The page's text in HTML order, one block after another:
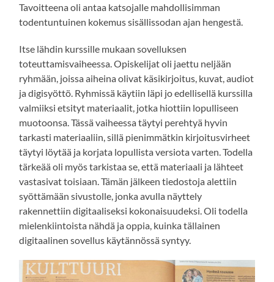
Tavoitteena oli antaa katsojalle mahdollisimman
todentuntuinen kokemus sisällissodan ajan hengestä.
Itse lähdin kurssille mukaan sovelluksen
toteuttamisvaiheessa. Opiskelijat oli jaettu neljään
ryhmään, joissa aiheina olivat käsikirjoitus, kuvat, audiot
ja digisyöttö. Ryhmissä käytiin läpi jo edellisellä kurssilla
valmiiksi etsityt materiaalit, jotka hiottiin lopulliseen
muotoonsa. Tässä vaiheessa täytyi perehtyä hyvin
tarkasti materiaaliin, sillä pienimmätkin kirjoitusvirheet
täytyi löytää ja korjata lopullista versiota varten. Todella
tärkeää oli myös tarkistaa se, että materiaali ja lähteet
vastasivat toisiaan. Tämän jälkeen tiedostoja alettiin
syöttämään sivustolle, jonka avulla näyttely
rakennettiin digitaaliseksi kokonaisuudeksi. Oli todella
mielenkiintoista nähdä ja oppia, kuinka tällainen
digitaalinen sovellus käytännössä syntyy.